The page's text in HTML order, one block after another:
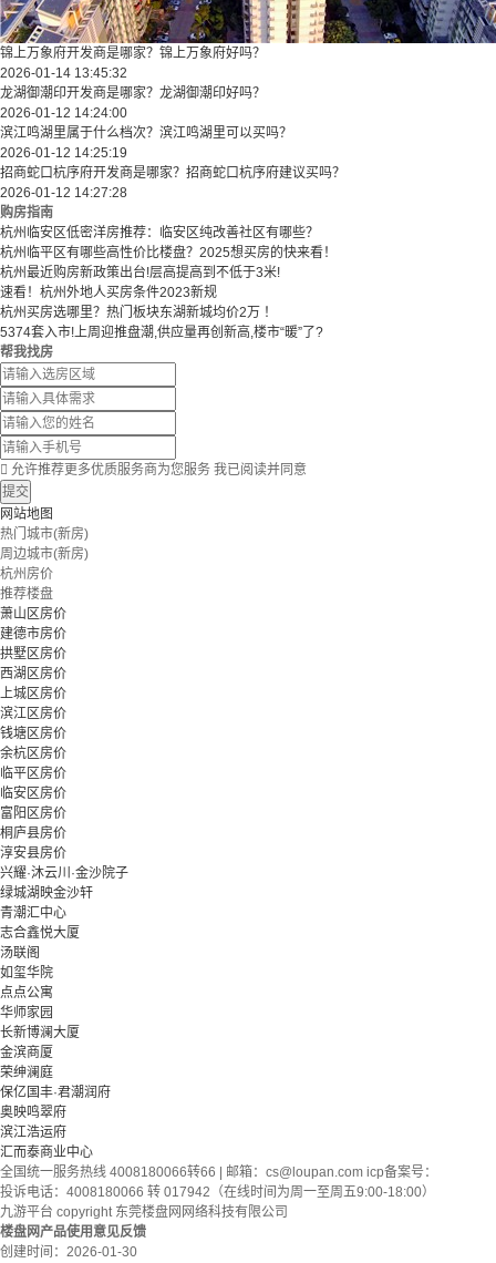
锦上万象府开发商是哪家？锦上万象府好吗？
2026-01-14 13:45:32
龙湖御潮印开发商是哪家？龙湖御潮印好吗？
2026-01-12 14:24:00
滨江鸣湖里属于什么档次？滨江鸣湖里可以买吗？
2026-01-12 14:25:19
招商蛇口杭序府开发商是哪家？招商蛇口杭序府建议买吗？
2026-01-12 14:27:28
购房指南
杭州临安区低密洋房推荐：临安区纯改善社区有哪些？
​​杭州临平区有哪些高性价比楼盘？2025想买房的快来看！​
杭州最近购房新政策出台!层高提高到不低于3米!
速看！杭州外地人买房条件2023新规
杭州买房选哪里？热门板块东湖新城均价2万 ！
5374套入市!上周迎推盘潮,供应量再创新高,楼市“暖”了?
帮我找房
 允许推荐更多优质服务商为您服务 我已阅读并同意
提交
网站地图
热门城市(新房)
周边城市(新房)
杭州房价
推荐楼盘
萧山区房价
建德市房价
拱墅区房价
西湖区房价
上城区房价
滨江区房价
钱塘区房价
余杭区房价
临平区房价
临安区房价
富阳区房价
桐庐县房价
淳安县房价
兴耀·沐云川·金沙院子
绿城湖映金沙轩
青潮汇中心
志合鑫悦大厦
汤联阁
如玺华院
点点公寓
华师家园
长新博澜大厦
金滨商厦
荣绅澜庭
保亿国丰·君潮润府
奥映鸣翠府
滨江浩运府
汇而泰商业中心
全国统一服务热线 4008180066转66 | 邮箱： cs@loupan.com icp备案号：
投诉电话：4008180066 转 017942（在线时间为周一至周五9:00-18:00）
九游平台 copyright 东莞楼盘网网络科技有限公司
楼盘网产品使用意见反馈
创建时间： 2026-01-30